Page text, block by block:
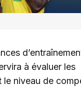
à évaluer les
le niveau de